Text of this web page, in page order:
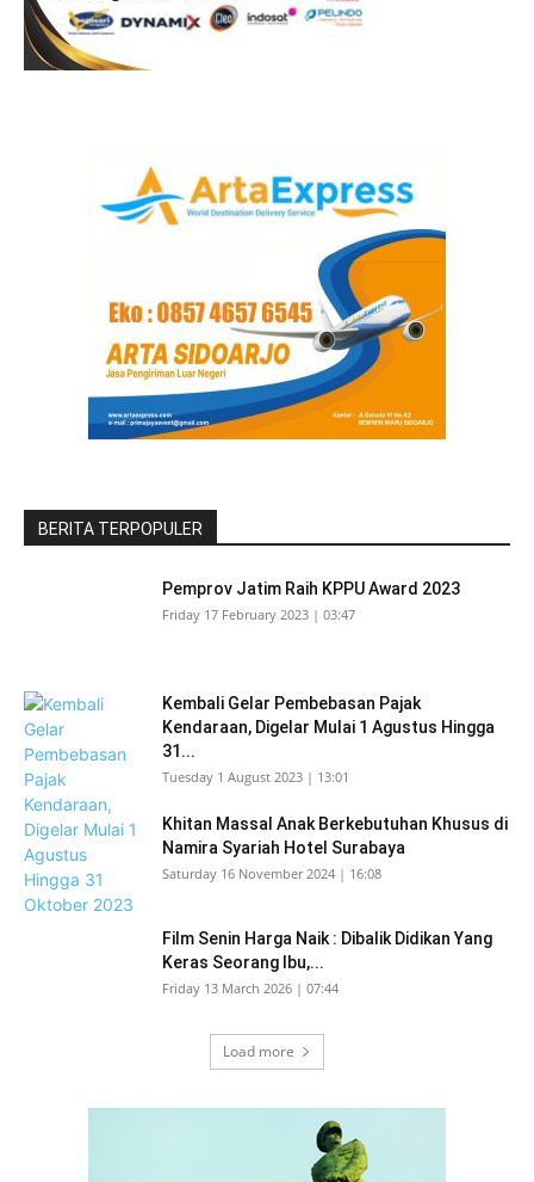
BERITA TERPOPULER
Pemprov Jatim Raih KPPU Award 2023
Friday 17 February 2023 | 03:47
Kembali Gelar Pembebasan Pajak
Kendaraan, Digelar Mulai 1 Agustus Hingga
31...
Tuesday 1 August 2023 | 13:01
Khitan Massal Anak Berkebutuhan Khusus di
Namira Syariah Hotel Surabaya
Saturday 16 November 2024 | 16:08
Film Senin Harga Naik : Dibalik Didikan Yang
Keras Seorang Ibu,...
Friday 13 March 2026 | 07:44
Load more